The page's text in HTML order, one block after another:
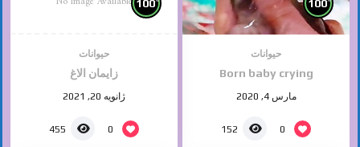
100
حیوانات
Born baby crying
مارس 4, 2020
0
152
100
حیوانات
زایمان الاغ
ژانویه 20, 2021
0
455